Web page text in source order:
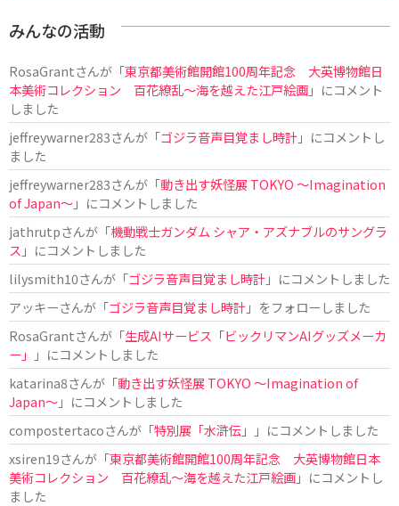
みんなの活動
RosaGrantさんが「東京都美術館開館100周年記念 大英博物館日
本美術コレクション 百花繚乱～海を越えた江戸絵画」にコメント
しました
jeffreywarner283さんが「ゴジラ音声目覚まし時計」にコメントし
ました
jeffreywarner283さんが「動き出す妖怪展 TOKYO 〜Imagination
of Japan〜」にコメントしました
jathrutpさんが「機動戦士ガンダム シャア・アズナブルのサングラ
ス 」にコメントしました
lilysmith10さんが「ゴジラ音声目覚まし時計」にコメントしました
アッキーさんが「ゴジラ音声目覚まし時計」をフォローしました
RosaGrantさんが「生成AIサービス「ビックリマンAIグッズメーカ
ー」
」にコメントしました
katarina8さんが「動き出す妖怪展 TOKYO 〜Imagination of
Japan〜」にコメントしました
compostertacoさんが「特別展「水滸伝」
」にコメントしました
xsiren19さんが「東京都美術館開館100周年記念 大英博物館日本
美術コレクション 百花繚乱～海を越えた江戸絵画」にコメントし
ました